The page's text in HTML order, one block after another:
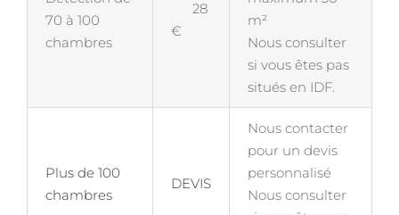
70 à 100
chambres
28
€
m²
Nous consulter
si vous êtes pas
situés en IDF.
Plus de 100
chambres
DEVIS
Nous contacter
pour un devis
personnalisé
Nous consulter